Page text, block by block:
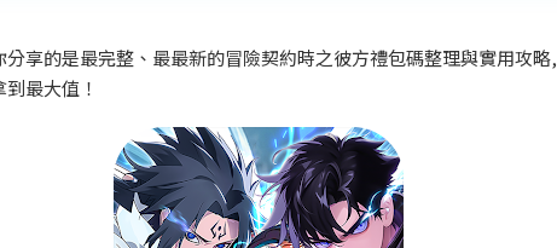
享的是最完整、最最新的冒險契約時之彼方禮包碼整理與實用攻略,
最大值！